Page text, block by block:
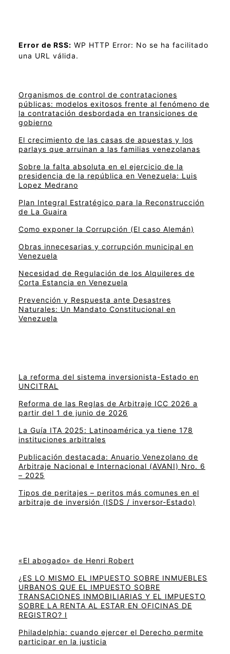
Error de RSS: WP HTTP Error: No se ha facilitado
una URL válida.
Organismos de control de contrataciones
públicas: modelos exitosos frente al fenómeno de
la contratación desbordada en transiciones de
gobierno
El crecimiento de las casas de apuestas y los
parlays que arruinan a las familias venezolanas
Sobre la falta absoluta en el ejercicio de la
presidencia de la república en Venezuela: Luis
Lopez Medrano
Plan Integral Estratégico para la Reconstrucción
de La Guaira
Como exponer la Corrupción (El caso Alemán)
Obras innecesarias y corrupción municipal en
Venezuela
Necesidad de Regulación de los Alquileres de
Corta Estancia en Venezuela
Prevención y Respuesta ante Desastres
Naturales: Un Mandato Constitucional en
Venezuela
La reforma del sistema inversionista-Estado en
UNCITRAL
Reforma de las Reglas de Arbitraje ICC 2026 a
partir del 1 de junio de 2026
La Guía ITA 2025: Latinoamérica ya tiene 178
instituciones arbitrales
Publicación destacada: Anuario Venezolano de
Arbitraje Nacional e Internacional (AVANI) Nro. 6
– 2025
Tipos de peritajes – peritos más comunes en el
arbitraje de inversión (ISDS / inversor-Estado)
«El abogado» de Henri Robert
¿ES LO MISMO EL IMPUESTO SOBRE INMUEBLES
URBANOS QUE EL IMPUESTO SOBRE
TRANSACIONES INMOBILIARIAS Y EL IMPUESTO
SOBRE LA RENTA AL ESTAR EN OFICINAS DE
REGISTRO? I
Philadelphia: cuando ejercer el Derecho permite
participar en la justicia